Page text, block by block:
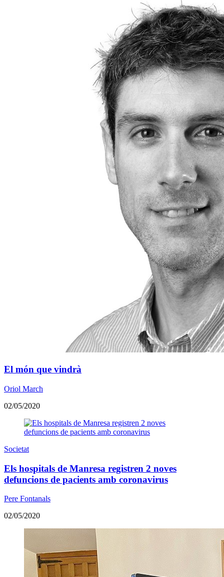
El món que vindrà
Oriol March
02/05/2020
Societat
Els hospitals de Manresa registren 2 noves
defuncions de pacients amb coronavirus
Pere Fontanals
02/05/2020